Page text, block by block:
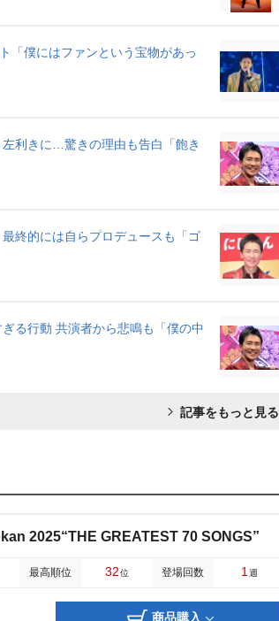
「僕にはファンという宝物があっ
利きに…驚きの理由も告白「飽き
終的には自らプロデュースも「ゴ
る行動 共演者から悲鳴も「僕の中
記事をもっと見る
2025“THE GREATEST 70 SONGS”
最高順位 32位 登場回数 1 週
商品購入